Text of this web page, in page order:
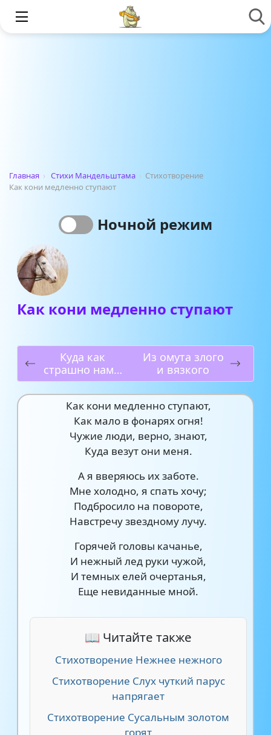
Главная › Стихи Мандельштама › Стихотворение
Как кони медленно ступают
Ночной режим
Как кони медленно ступают
Куда как
страшно нам с
тобой
Из омута злого
и вязкого
Как кони медленно ступают,
Как мало в фонарях огня!
Чужие люди, верно, знают,
Куда везут они меня.
А я вверяюсь их заботе.
Мне холодно, я спать хочу;
Подбросило на повороте,
Навстречу звездному лучу.
Горячей головы качанье,
И нежный лед руки чужой,
И темных елей очертанья,
Еще невиданные мной.
📖 Читайте также
Стихотворение Нежнее нежного
Стихотворение Слух чуткий парус
напрягает
Стихотворение Сусальным золотом